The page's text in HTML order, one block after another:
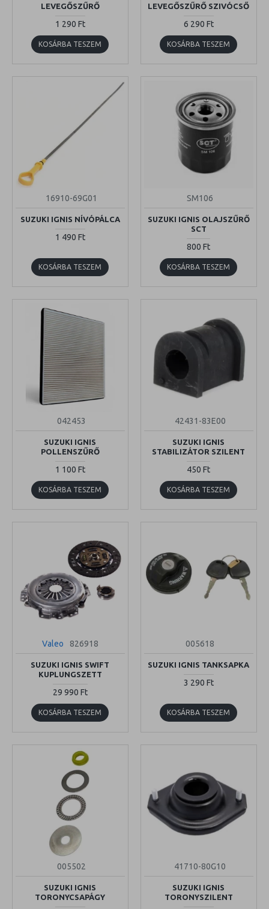
LEVEGŐSZŰRŐ
1 290 Ft
KOSÁRBA TESZEM
LEVEGŐSZŰRŐ SZIVÓCSŐ
6 290 Ft
KOSÁRBA TESZEM
16910-69G01
SUZUKI IGNIS NÍVÓPÁLCA
1 490 Ft
KOSÁRBA TESZEM
SM106
SUZUKI IGNIS OLAJSZŰRŐ
SCT
800 Ft
KOSÁRBA TESZEM
042453
SUZUKI IGNIS
POLLENSZŰRŐ
1 100 Ft
KOSÁRBA TESZEM
42431-83E00
SUZUKI IGNIS
STABILIZÁTOR SZILENT
450 Ft
KOSÁRBA TESZEM
Valeo 826918
SUZUKI IGNIS SWIFT
KUPLUNGSZETT
29 990 Ft
KOSÁRBA TESZEM
005618
SUZUKI IGNIS TANKSAPKA
3 290 Ft
KOSÁRBA TESZEM
005502
SUZUKI IGNIS
TORONYCSAPÁGY
41710-80G10
SUZUKI IGNIS
TORONYSZILENT